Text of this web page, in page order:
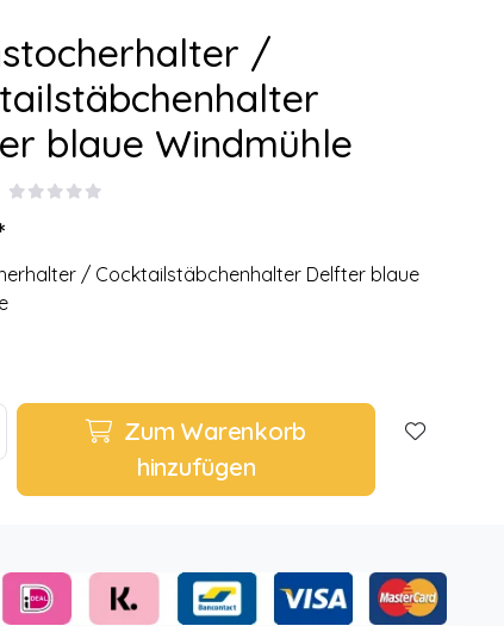
/
blaue Windmühle
/ Cocktailstäbchenhalter Delfter blaue
Zum Warenkorb
hinzufügen